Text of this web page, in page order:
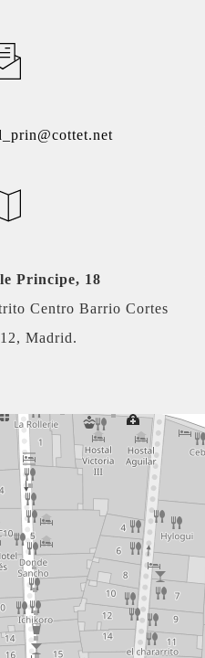
Principe, 18
Centro Barrio Cortes
Madrid.